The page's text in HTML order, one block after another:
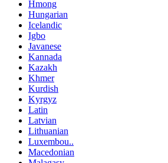
Hmong
Hungarian
Icelandic
Igbo
Javanese
Kannada
Kazakh
Khmer
Kurdish
Kyrgyz
Latin
Latvian
Lithuanian
Luxembou..
Macedonian